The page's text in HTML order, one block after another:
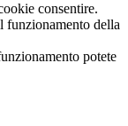
consentire.
funzionamento della
potete